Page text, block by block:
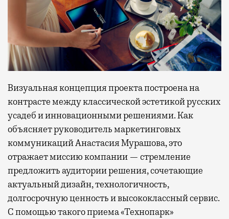
Визуальная концепция проекта построена на
контрасте между классической эстетикой русских
усадеб и инновационными решениями. Как
объясняет руководитель маркетинговых
коммуникаций Анастасия Мурашова, это
отражает миссию компании — стремление
предложить аудитории решения, сочетающие
актуальный дизайн, технологичность,
долгосрочную ценность и высококлассный сервис.
С помощью такого приема «Технопарк»